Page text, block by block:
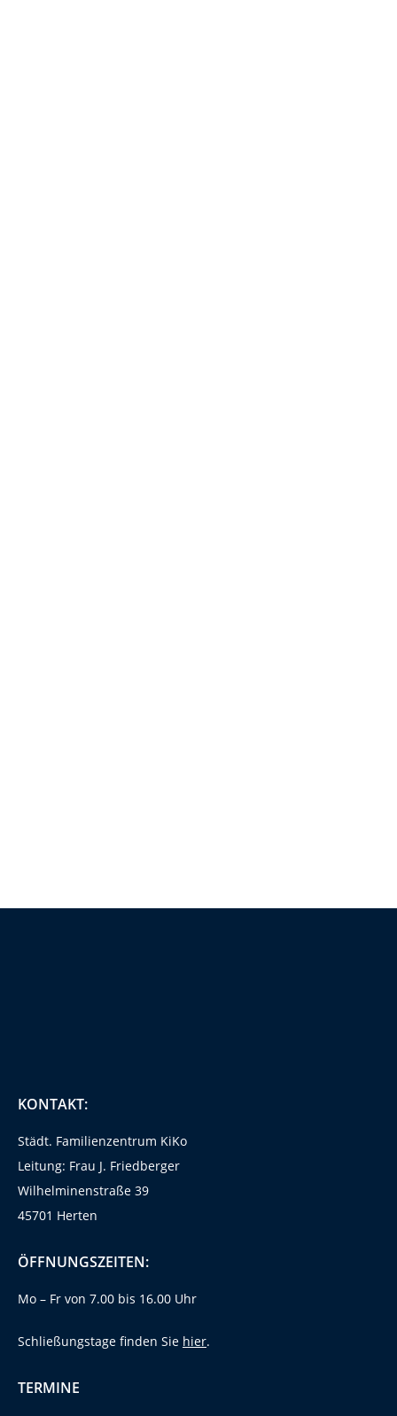
KONTAKT:
Städt. Familienzentrum KiKo
Leitung: Frau J. Friedberger
Wilhelminenstraße 39
45701 Herten
ÖFFNUNGSZEITEN:
Mo – Fr von 7.00 bis 16.00 Uhr
Schließungstage finden Sie hier.
TERMINE